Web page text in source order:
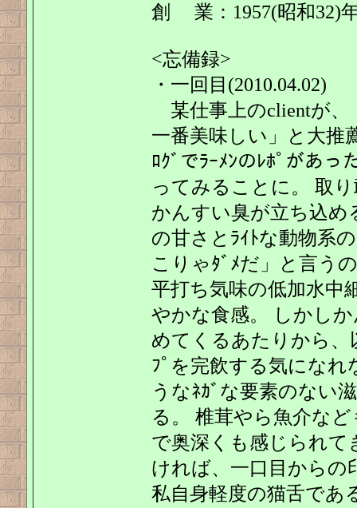
創 業：1957(昭和32)
<忘備録>
・一回目(2010.04.02)
某仕事上のclientが、
一番美味しい」と大推
ﾛｸﾞでﾗｰﾒﾝのﾚﾎﾟがあ
ってみることに。 取
かんすい臭が立ち込め
の甘さとﾗｲﾄな動物系
こりゃﾀﾞﾒだ」と言う
平打ち気味の低加水中
やかな食感。 しかし
めてくるあたりから、
ﾌﾟを完飲する気にな
うなﾈｶﾞな要素のない
る。 椎茸やら魚介な
で奥深くも感じられ
ければ、一口目からの
私自身軽度の猫舌であ